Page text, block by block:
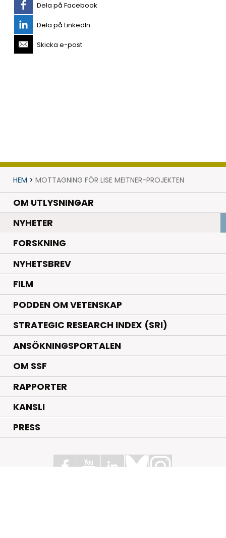
Dela på Facebook
Dela på LinkedIn
Skicka e-post
HEM > MOTTAGNING FÖR LISE MEITNER-PROJEKTEN
OM UTLYSNINGAR
NYHETER.
FORSKNING.
NYHETSBREV
FILM
PODDEN OM VETENSKAP
STRATEGIC RESEARCH INDEX (SRI)
ANSÖKNINGSPORTALEN
OM SSF
RAPPORTER
KANSLI
PRESS